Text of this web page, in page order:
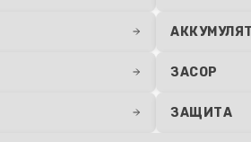
ЗАСОР
ЗАЩИТА